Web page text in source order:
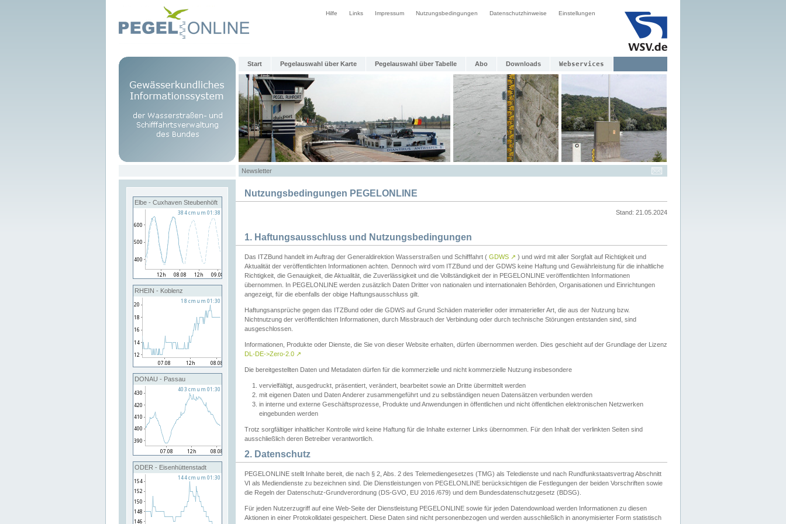
Hilfe Links Impressum Nutzungsbedingungen Datenschutzhinweise Einstellungen
Start Pegelauswahl über Karte Pegelauswahl über Tabelle Abo Downloads Webservices
Newsletter
Elbe - Cuxhaven Steubenhöft
RHEIN - Koblenz
DONAU - Passau
ODER - Eisenhüttenstadt
Nutzungsbedingungen PEGELONLINE
Stand: 21.05.2024
1. Haftungsausschluss und Nutzungsbedingungen
Das ITZBund handelt im Auftrag der Generaldirektion Wasserstraßen und Schifffahrt ( GDWS ↗ ) und wird mit aller Sorgfalt auf Richtigkeit und
Aktualität der veröffentlichten Informationen achten. Dennoch wird vom ITZBund und der GDWS keine Haftung und Gewährleistung für die inhaltliche
Richtigkeit, die Genauigkeit, die Aktualität, die Zuverlässigkeit und die Vollständigkeit der in PEGELONLINE veröffentlichten Informationen
übernommen. In PEGELONLINE werden zusätzlich Daten Dritter von nationalen und internationalen Behörden, Organisationen und Einrichtungen
angezeigt, für die ebenfalls der obige Haftungsausschluss gilt.
Haftungsansprüche gegen das ITZBund oder die GDWS auf Grund Schäden materieller oder immaterieller Art, die aus der Nutzung bzw.
Nichtnutzung der veröffentlichten Informationen, durch Missbrauch der Verbindung oder durch technische Störungen entstanden sind, sind
ausgeschlossen.
Informationen, Produkte oder Dienste, die Sie von dieser Website erhalten, dürfen übernommen werden. Dies geschieht auf der Grundlage der Lizenz
DL-DE->Zero-2.0 ↗
Die bereitgestellten Daten und Metadaten dürfen für die kommerzielle und nicht kommerzielle Nutzung insbesondere
vervielfältigt, ausgedruckt, präsentiert, verändert, bearbeitet sowie an Dritte übermittelt werden
mit eigenen Daten und Daten Anderer zusammengeführt und zu selbständigen neuen Datensätzen verbunden werden
in interne und externe Geschäftsprozesse, Produkte und Anwendungen in öffentlichen und nicht öffentlichen elektronischen Netzwerken
eingebunden werden
Trotz sorgfältiger inhaltlicher Kontrolle wird keine Haftung für die Inhalte externer Links übernommen. Für den Inhalt der verlinkten Seiten sind
ausschließlich deren Betreiber verantwortlich.
2. Datenschutz
PEGELONLINE stellt Inhalte bereit, die nach § 2, Abs. 2 des Telemediengesetzes (TMG) als Teledienste und nach Rundfunkstaatsvertrag Abschnitt
VI als Mediendienste zu bezeichnen sind. Die Dienstleistungen von PEGELONLINE berücksichtigen die Festlegungen der beiden Vorschriften sowie
die Regeln der Datenschutz-Grundverordnung (DS-GVO, EU 2016 /679) und dem Bundesdatenschutzgesetz (BDSG).
Für jeden Nutzerzugriff auf eine Web-Seite der Dienstleistung PEGELONLINE sowie für jeden Datendownload werden Informationen zu diesen
Aktionen in einer Protokolldatei gespeichert. Diese Daten sind nicht personenbezogen und werden ausschließlich in anonymisierter Form statistisch